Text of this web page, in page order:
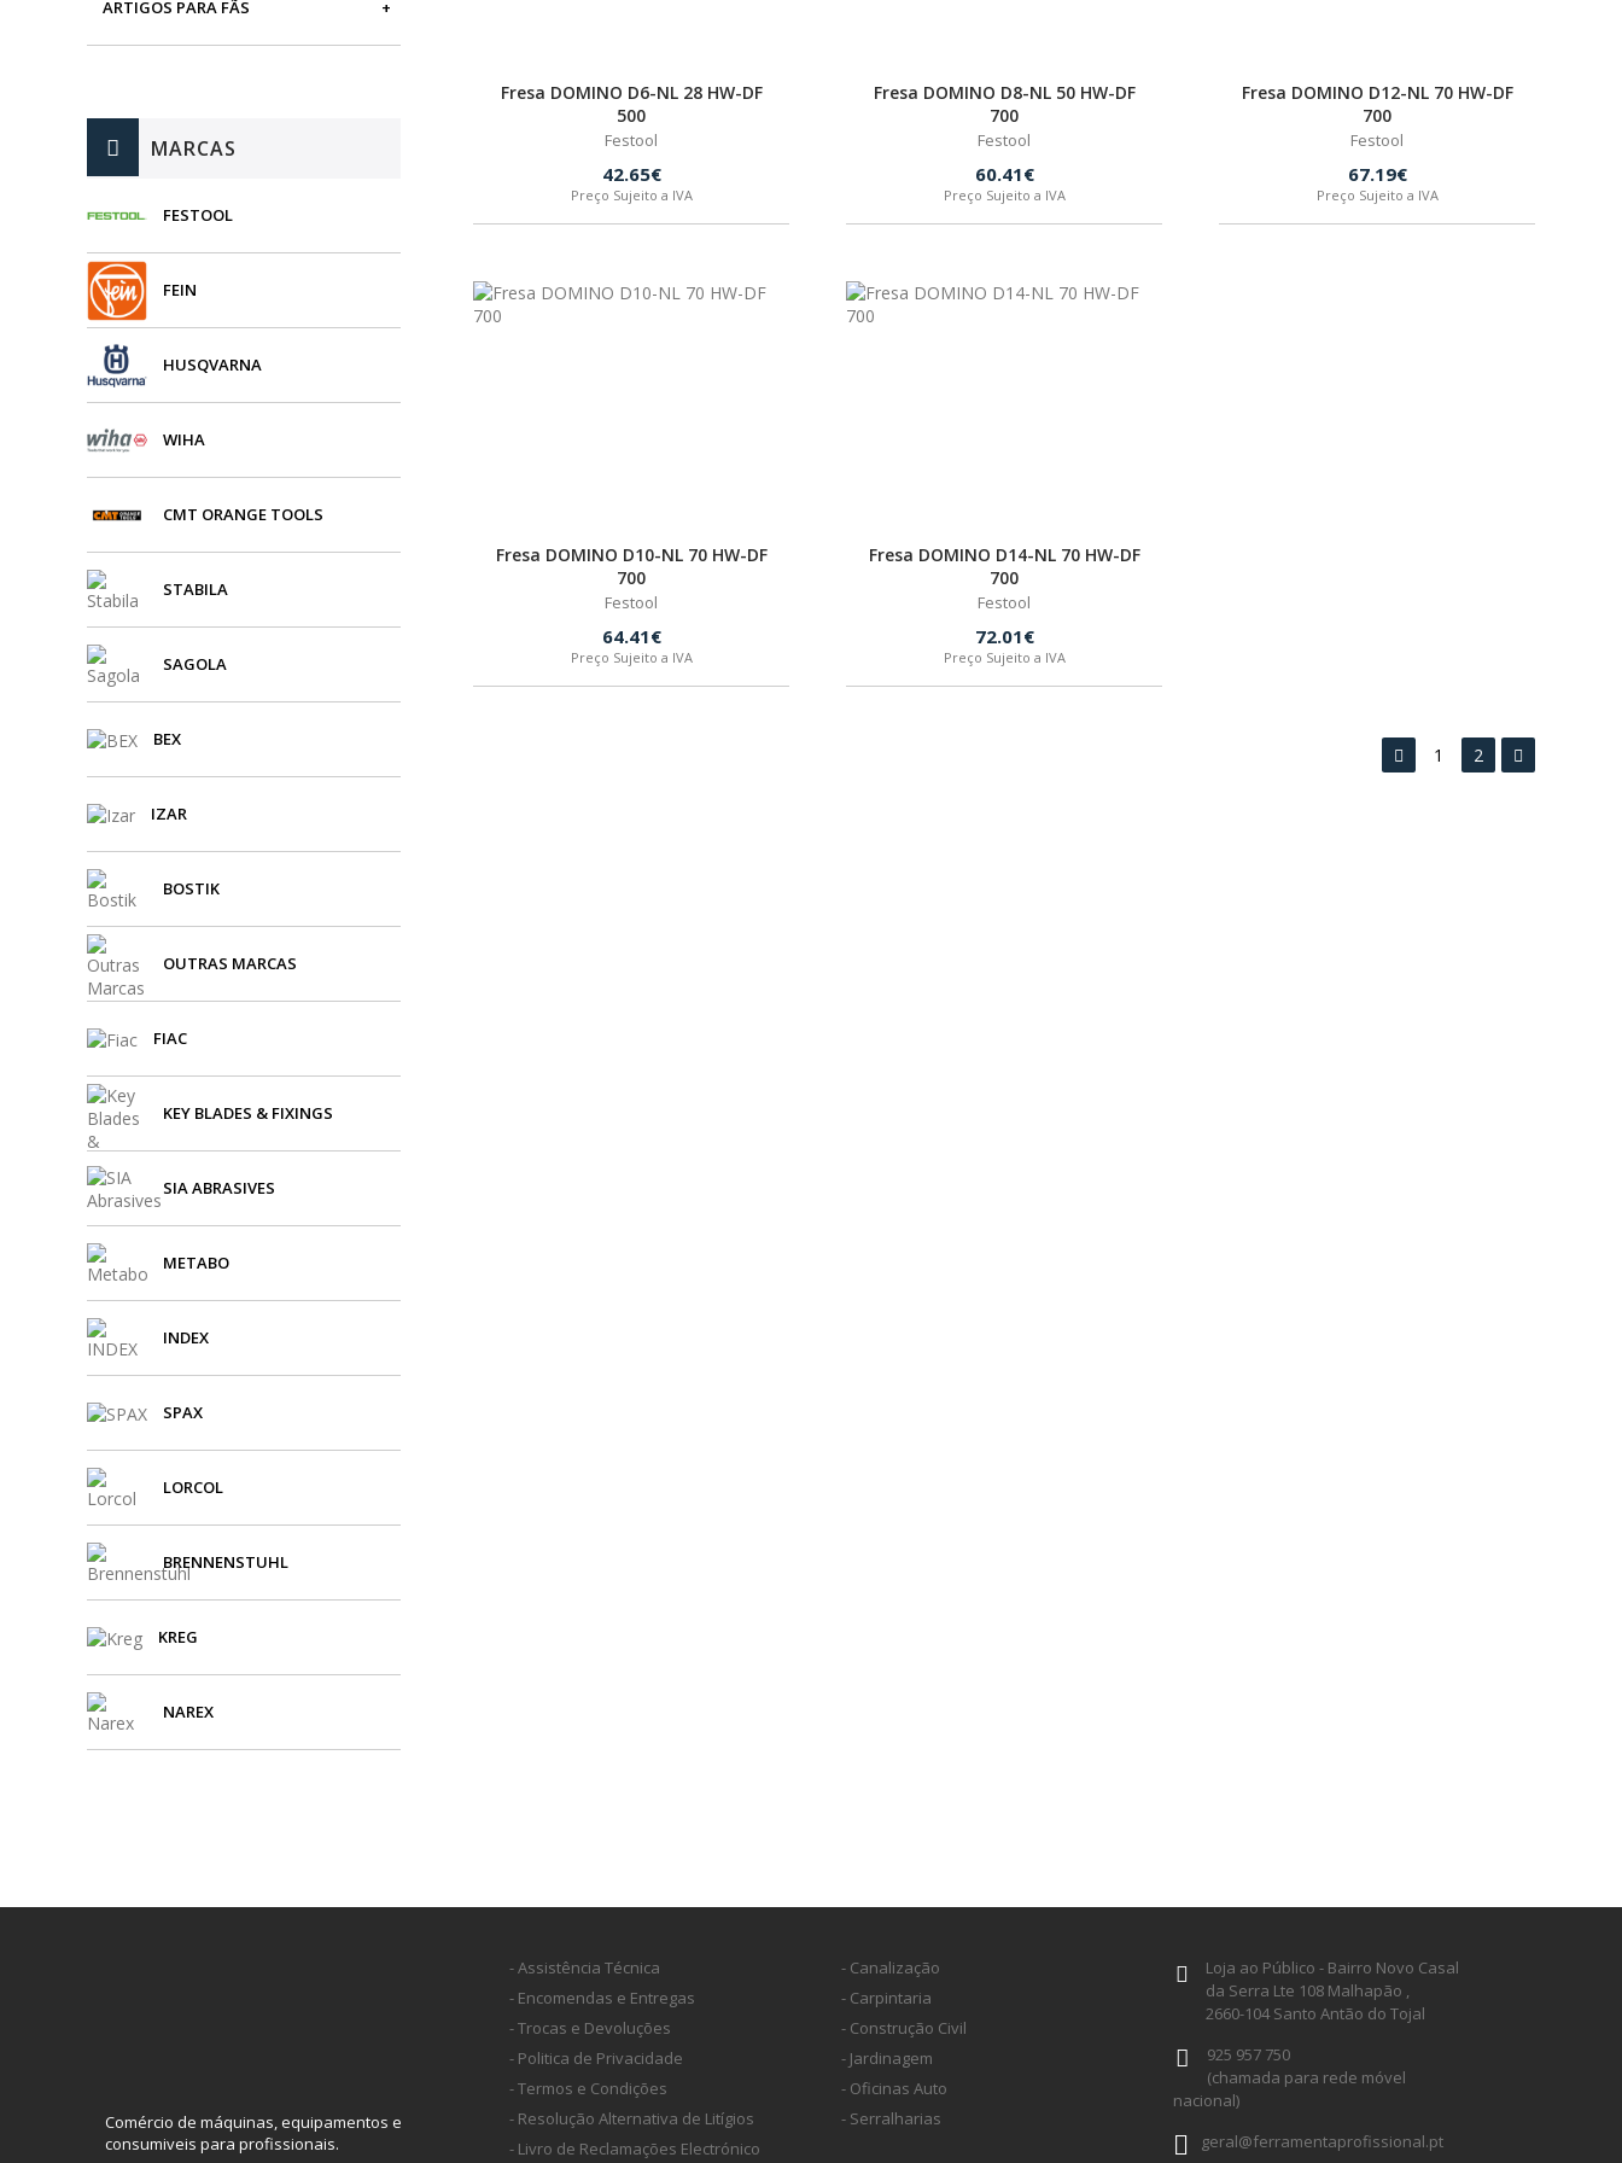
ARTIGOS PARA FÃS
MÁQUINAS DE BRINCAR
MARCAS
FESTOOL
FEIN
HUSQVARNA
WIHA
CMT ORANGE TOOLS
STABILA
SAGOLA
BEX
IZAR
BOSTIK
OUTRAS MARCAS
FIAC
KEY BLADES & FIXINGS
SIA ABRASIVES
METABO
INDEX
SPAX
LORCOL
BRENNENSTUHL
KREG
NAREX
Fresa DOMINO D6-NL 28 HW-DF
500
Festool
42.65€
Preço Sujeito a IVA
Fresa DOMINO D8-NL 50 HW-DF
700
Festool
60.41€
Preço Sujeito a IVA
Fresa DOMINO D12-NL 70 HW-DF
700
Festool
67.19€
Preço Sujeito a IVA
Fresa DOMINO D10-NL 70 HW-DF
700
Festool
64.41€
Preço Sujeito a IVA
Fresa DOMINO D14-NL 70 HW-DF
700
Festool
72.01€
Preço Sujeito a IVA
1 2
Comércio de máquinas, equipamentos e
consumiveis para profissionais.
- Assistência Técnica
- Encomendas e Entregas
- Trocas e Devoluções
- Politica de Privacidade
- Termos e Condições
- Resolução Alternativa de Litígios
- Livro de Reclamações Electrónico
- Canalização
- Carpintaria
- Construção Civil
- Jardinagem
- Oficinas Auto
- Serralharias
Loja ao Público - Bairro Novo Casal
da Serra Lte 108 Malhapão ,
2660-104 Santo Antão do Tojal
925 957 750
(chamada para rede móvel
nacional)
geral@ferramentaprofissional.pt